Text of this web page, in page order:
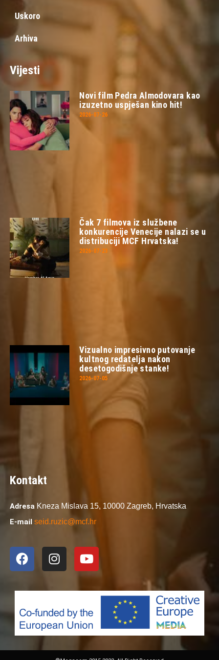
Uskoro
Arhiva
Vijesti
Novi film Pedra Almodovara kao
izuzetno uspješan kino hit!
2026-07-26
Čak 7 filmova iz službene
konkurencije Venecije nalazi se u
distribuciji MCF Hrvatska!
2026-07-23
Vizualno impresivno putovanje
kultnog redatelja nakon
desetogodišnje stanke!
2026-07-05
Kontakt
Adresa Kneza Mislava 15, 10000 Zagreb, Hrvatska
E-mail seid.ruzic@mcf.hr